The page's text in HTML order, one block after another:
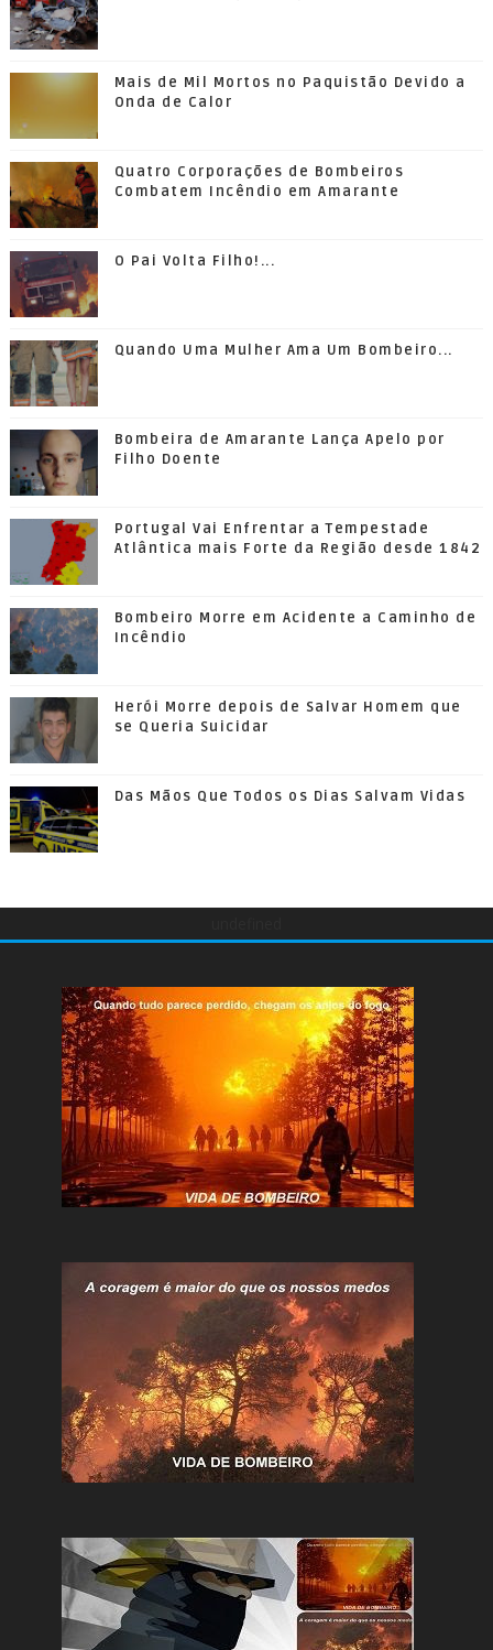
Mais de Mil Mortos no Paquistão Devido a
Onda de Calor
Quatro Corporações de Bombeiros
Combatem Incêndio em Amarante
O Pai Volta Filho!...
Quando Uma Mulher Ama Um Bombeiro...
Bombeira de Amarante Lança Apelo por
Filho Doente
Portugal Vai Enfrentar a Tempestade
Atlântica mais Forte da Região desde 1842
Bombeiro Morre em Acidente a Caminho de
Incêndio
Herói Morre depois de Salvar Homem que
se Queria Suicidar
Das Mãos Que Todos os Dias Salvam Vidas